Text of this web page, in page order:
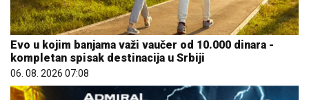
Evo u kojim banjama važi vaučer od 10.000 dinara -
kompletan spisak destinacija u Srbiji
06. 08. 2026 07:08